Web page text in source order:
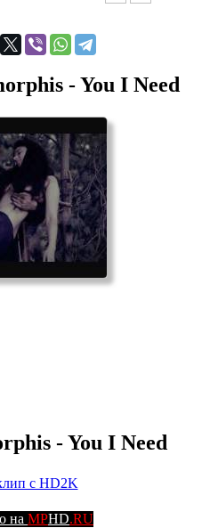
- You I Need
- You I Need
с HD2K
на MPHD.RU